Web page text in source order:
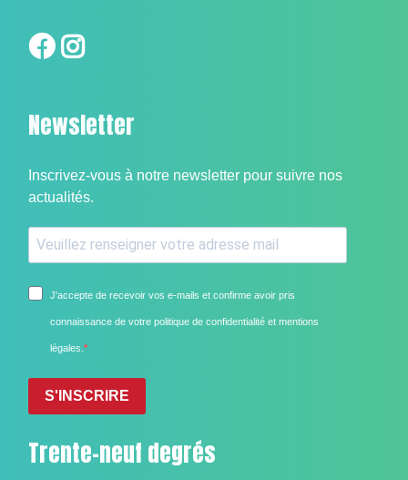
Newsletter
Inscrivez-vous à notre newsletter pour suivre nos
actualités.
J'accepte de recevoir vos e-mails et confirme avoir pris
connaissance de votre politique de confidentialité et mentions
légales.
S'INSCRIRE
Trente-neuf degrés